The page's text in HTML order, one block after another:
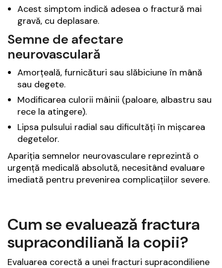
Acest simptom indică adesea o fractură mai
gravă, cu deplasare.
Semne de afectare
neurovasculară
Amorțeală, furnicături sau slăbiciune în mână
sau degete.
Modificarea culorii mâinii (paloare, albastru sau
rece la atingere).
Lipsa pulsului radial sau dificultăți în mișcarea
degetelor.
Apariția semnelor neurovasculare reprezintă o
urgență medicală absolută, necesitând evaluare
imediată pentru prevenirea complicațiilor severe.
Cum se evaluează fractura
supracondiliană la copii?
Evaluarea corectă a unei fracturi supracondiliene